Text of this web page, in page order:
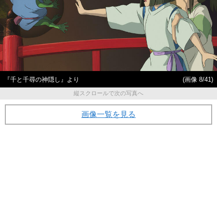
『千と千尋の神隠し』より
(画像 8/41)
縦スクロールで次の写真へ
画像一覧を見る